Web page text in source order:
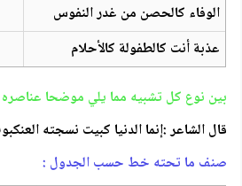
الوفاء كالحصن من غدر النفوس
عذبة أنت كالطفولة كالأحلام
بين نوع كل تشبيه مما يلي موضحا عناصره
قال الشاعر :إنما الدنيا كبيت نسجته
صنف ما تحته خط حسب الجدول :